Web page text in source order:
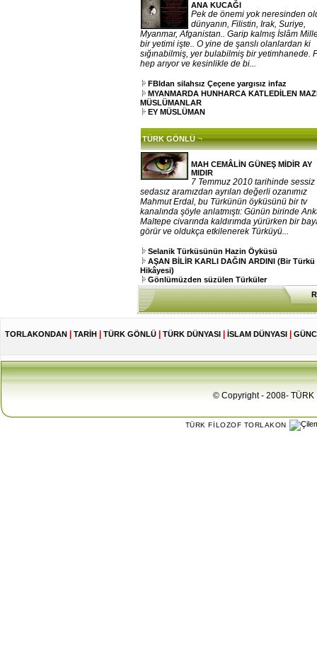
ANA KUCAĞI
Pek de önemi yok neresinden
dünyanın, Filistin, Irak, Suriye,
Myanmar, Afganistan.. Garip kalmış İslâm
bir yetimi işte.. O yine de şanslı olanlardan ki
sığınabilmiş, yer bulabilmiş bir yetimhanede.
hep arıyor ve kesinlikle de bi...
FBIdan silahsız Çeçene yargısız infaz
MYANMARDA HUNHARCA KATLEDİLEN
MÜSLÜMANLAR
EY MÜSLÜMAN
TÜRK GÖNLÜ ¬
MAH CEMÂLİN GÜNEŞ MİDİR AY
MIDIR
7 Temmuz 2010 tarihinde sessiz
sedasız aramızdan ayrılan değerli ozanımız
Mahmut Erdal, bu Türkünün öyküsünü bir tv
kanalında şöyle anlatmıştı: Günün birinde
Maltepe civarında kaldırımda yürürken bir
görür ve oldukça etkilenerek Türküyü...
Selanik Türküsünün Hazin Öyküsü
AŞAN BİLİR KARLI DAĞIN ARDINI (Bir Türkü
Hikâyesi)
Gönlümüzden süzülen Türküler
TORLAKONDAN TARİH TÜRK GÖNLÜ TÜRK DÜNYASI İSLAM DÜNYASI
© Copyright - 2008- TÜRK
TÜRK FİLOZOF TORLAKON